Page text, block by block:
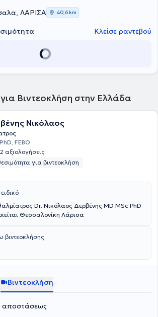
ΛΑΡΙΣΑ 40,6 km
Κλείσε ραντεβού
Βιντεοκλήση στην Ελλάδα
Νικόλαος
FEBO
αξιολογήσεις
για βιντεοκλήση
Dr. Νικόλαος Δερβένης MD MSc PhD
Θεσσαλονίκη Λάρισα
βιντεοκλήσης
Βιντεοκλήση
αποστάσεως